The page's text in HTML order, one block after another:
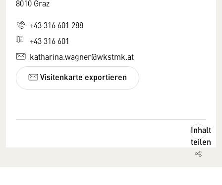
8010 Graz
+43 316 601 288
+43 316 601
katharina.wagner@wkstmk.at
Visitenkarte exportieren
Inhalt
teilen